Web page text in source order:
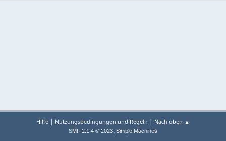
Hilfe | Nutzungsbedingungen und Regeln | Nach oben ▲
SMF 2.1.4 © 2023, Simple Machines